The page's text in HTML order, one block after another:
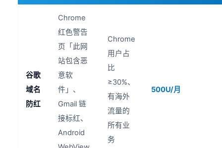
谷歌
域名
防红
Chrome
红色警告
页「此网
站包含恶
意软
件」、
Gmail 链
接标红、
Android
Chrome
用户占
比
≥30%、
有海外
流量的
所有业
务
500U/月